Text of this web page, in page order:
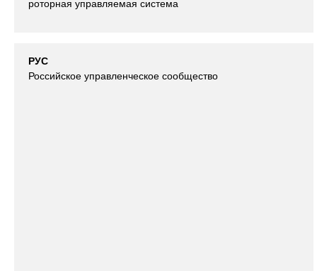
роторная управляемая система
РУС
Российское управленческое сообщество